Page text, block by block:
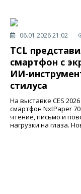
06.01.2026 21:02
TCL
смартфон с
ИИ-
стилуса
На выставке CES
смартфон NxtPaper
чтение, письмо и
нагрузки на глаза.